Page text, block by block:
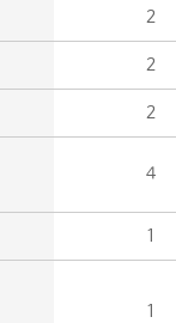
2
2
2
4
1
1